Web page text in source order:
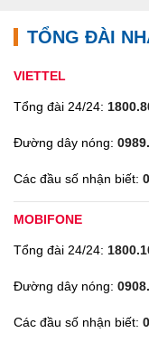
TỔNG ĐÀI
VIETTEL
Tổng đài 24/24:
Đường dây nóng:
Các đầu số nhận biết:
MOBIFONE
Tổng đài 24/24:
Đường dây nóng:
Các đầu số nhận biết: